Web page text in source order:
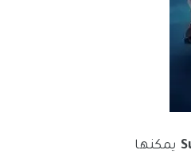
يمكنها